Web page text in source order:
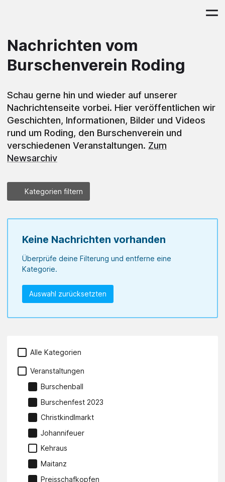
Nachrichten vom
Burschenverein Roding
Schau gerne hin und wieder auf unserer
Nachrichtenseite vorbei. Hier veröffentlichen wir
Geschichten, Informationen, Bilder und Videos
rund um Roding, den Burschenverein und
verschiedenen Veranstaltungen. Zum
Newsarchiv
Kategorien filtern
Keine Nachrichten vorhanden
Überprüfe deine Filterung und entferne eine
Kategorie.
Auswahl zurücksetzten
Alle Kategorien
Veranstaltungen
Burschenball
Burschenfest 2023
Christkindlmarkt
Johannifeuer
Kehraus
Maitanz
Preisschafkopfen